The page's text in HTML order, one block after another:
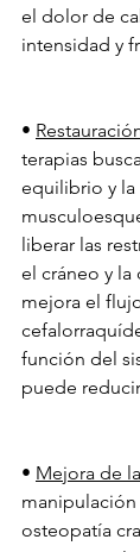
el dolor de
intensidad y
•
terapias
equilibrio y la
liberar las
el cráneo y la
mejora el
función del
puede
• Mejora de
manipulación
osteopatía